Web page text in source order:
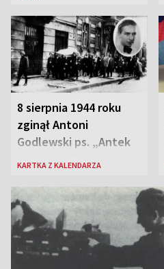
8 sierpnia 1944 roku
zginął Antoni
Godlewski ps. „Antek
Rozpylacz”
KARTKA Z KALENDARZA